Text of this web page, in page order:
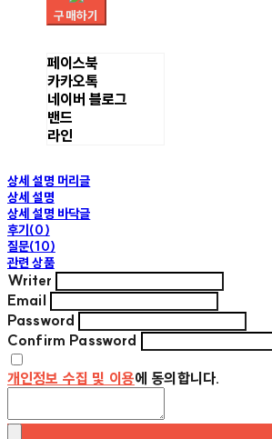
구매하기
페이스북
카카오톡
네이버 블로그
밴드
라인
상세 설명 머리글
상세 설명
상세 설명 바닥글
후기(0)
질문(10)
관련 상품
Writer
Email
Password
Confirm Password
개인정보 수집 및 이용에 동의합니다.